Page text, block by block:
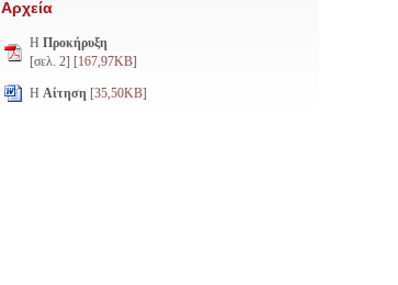
Αρχεία
H Προκήρυξη
[σελ. 2] [167,97KB]
Η Αίτηση [35,50KB]